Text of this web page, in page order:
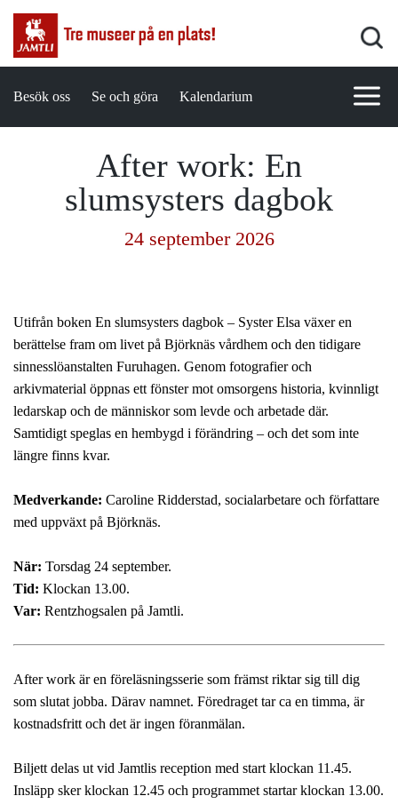
Besök oss Se och göra Kalendarium
After work: En
slumsysters dagbok
24 september 2026
Utifrån boken En slumsysters dagbok – Syster Elsa växer en
berättelse fram om livet på Björknäs vårdhem och den tidigare
sinnesslöanstalten Furuhagen. Genom fotografier och
arkivmaterial öppnas ett fönster mot omsorgens historia, kvinnligt
ledarskap och de människor som levde och arbetade där.
Samtidigt speglas en hembygd i förändring – och det som inte
längre finns kvar.
Medverkande: Caroline Ridderstad, socialarbetare och författare
med uppväxt på Björknäs.
När: Torsdag 24 september.
Tid: Klockan 13.00.
Var: Rentzhogsalen på Jamtli.
After work är en föreläsningsserie som främst riktar sig till dig
som slutat jobba. Därav namnet. Föredraget tar ca en timma, är
kostnadsfritt och det är ingen föranmälan.
Biljett delas ut vid Jamtlis reception med start klockan 11.45.
Insläpp sker klockan 12.45 och programmet startar klockan 13.00.